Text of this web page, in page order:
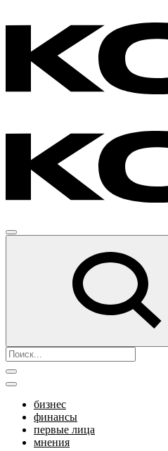
бизнес
финансы
первые лица
мнения